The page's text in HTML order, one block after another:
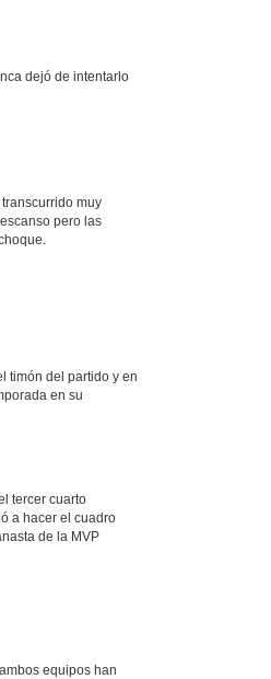
dejó de intentarlo
muy
pero las
timón del partido y en
en su
tercer cuarto
a hacer el cuadro
de la MVP
equipos han